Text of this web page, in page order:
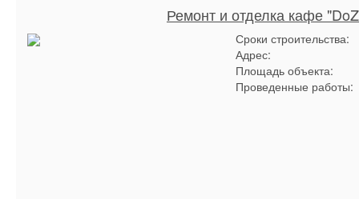
Ремонт и отделка кафе
Сроки строительства:
Адрес:
Площадь объекта:
Проведенные работы: